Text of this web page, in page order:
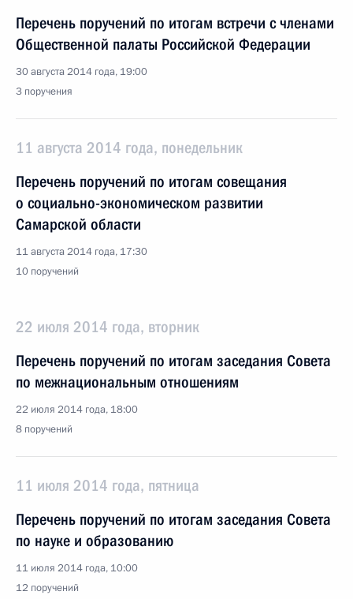
Перечень поручений по итогам встречи с членами
Общественной палаты Российской Федерации
30 августа 2014 года, 19:00
3 поручения
11 августа 2014 года, понедельник
Перечень поручений по итогам совещания
о социально-экономическом развитии
Самарской области
11 августа 2014 года, 17:30
10 поручений
22 июля 2014 года, вторник
Перечень поручений по итогам заседания Совета
по межнациональным отношениям
22 июля 2014 года, 18:00
8 поручений
11 июля 2014 года, пятница
Перечень поручений по итогам заседания Совета
по науке и образованию
11 июля 2014 года, 10:00
12 поручений